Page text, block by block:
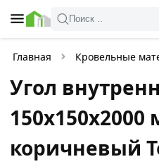
Поиск ..
Главная Кровельные
Угол
150х150х2000
коричневый